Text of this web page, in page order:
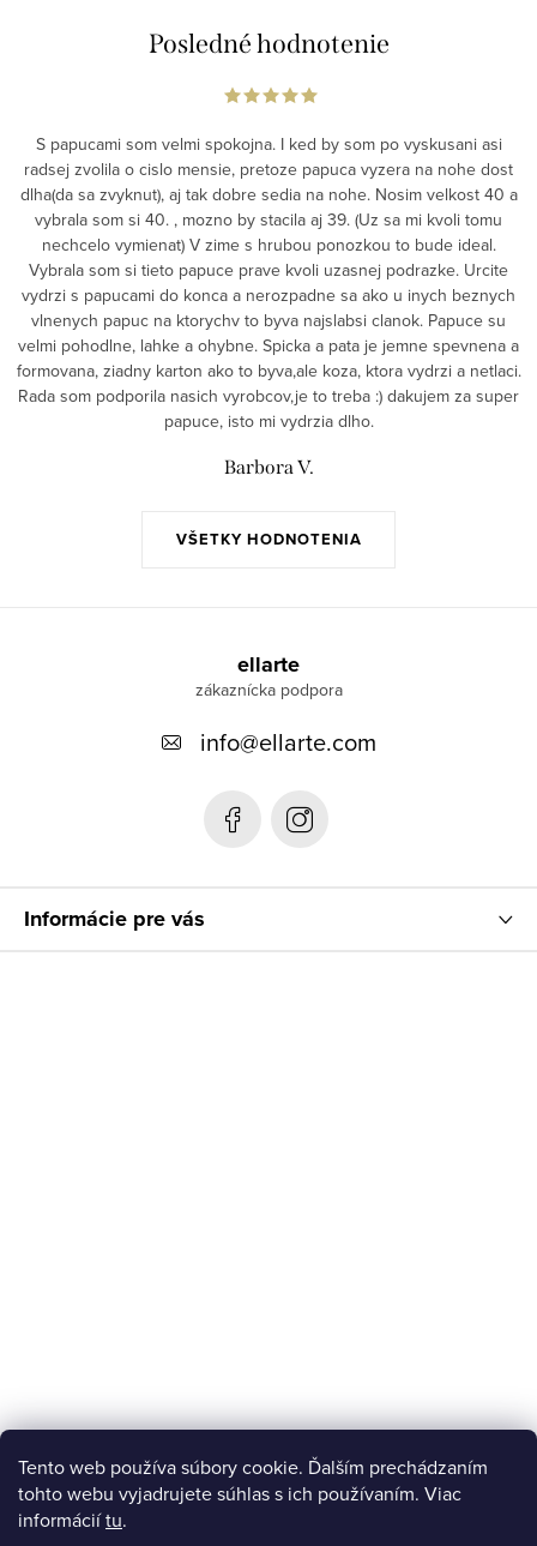
Tento web používa súbory cookie. Ďalším prechádzaním
tohto webu vyjadrujete súhlas s ich používaním. Viac
informáciítu.
Posledné hodnotenie
VŠETKY HODNOTENIA
S papucami som velmi spokojna. I ked by som po vyskusani asi
radsej zvolila o cislo mensie, pretoze papuca vyzera na nohe dost
dlha(da sa zvyknut), aj tak dobre sedia na nohe. Nosim velkost 40 a
vybrala som si 40. , mozno by stacila aj 39. (Uz sa mi kvoli tomu
nechcelo vymienat) V zime s hrubou ponozkou to bude ideal.
Vybrala som si tieto papuce prave kvoli uzasnej podrazke. Urcite
vydrzi s papucami do konca a nerozpadne sa ako u inych beznych
vlnenych papuc na ktorychv to byva najslabsi clanok. Papuce su
velmi pohodlne, lahke a ohybne. Spicka a pata je jemne spevnena a
formovana, ziadny karton ako to byva,ale koza, ktora vydrzi a netlaci.
Rada som podporila nasich vyrobcov,je to treba :) dakujem za super
papuce, isto mi vydrzia dlho.
Barbora V.
ellarte
info@ellarte.com
Informácie pre vás